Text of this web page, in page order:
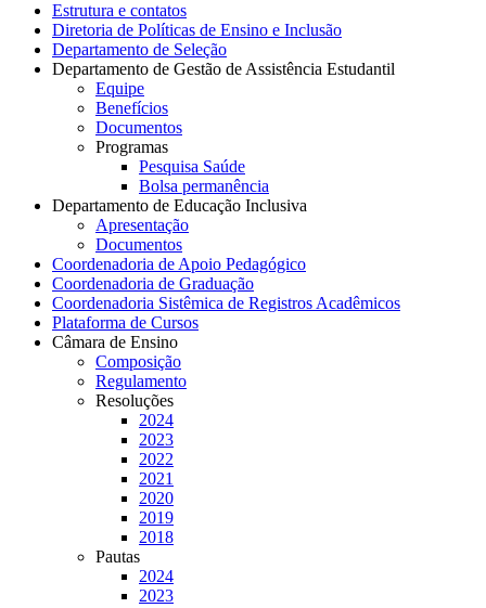
Estrutura e contatos
Diretoria de Políticas de Ensino e Inclusão
Departamento de Seleção
Departamento de Gestão de Assistência Estudantil
Equipe
Benefícios
Documentos
Programas
Pesquisa Saúde
Bolsa permanência
Departamento de Educação Inclusiva
Apresentação
Documentos
Coordenadoria de Apoio Pedagógico
Coordenadoria de Graduação
Coordenadoria Sistêmica de Registros Acadêmicos
Plataforma de Cursos
Câmara de Ensino
Composição
Regulamento
Resoluções
2024
2023
2022
2021
2020
2019
2018
Pautas
2024
2023